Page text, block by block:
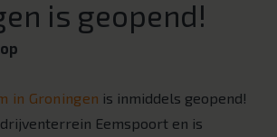
is geopend!
in Groningen is inmiddels geopend!
Eemspoort en is